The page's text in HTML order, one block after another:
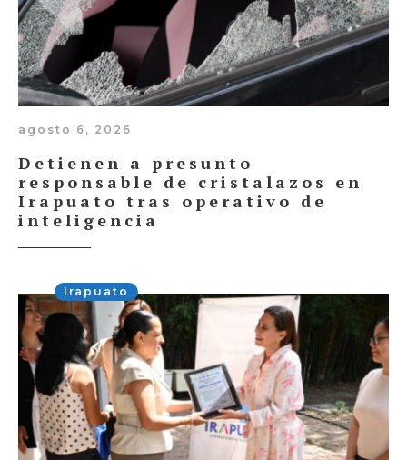
agosto 6, 2026
Detienen a presunto
responsable de cristalazos en
Irapuato tras operativo de
inteligencia
Irapuato